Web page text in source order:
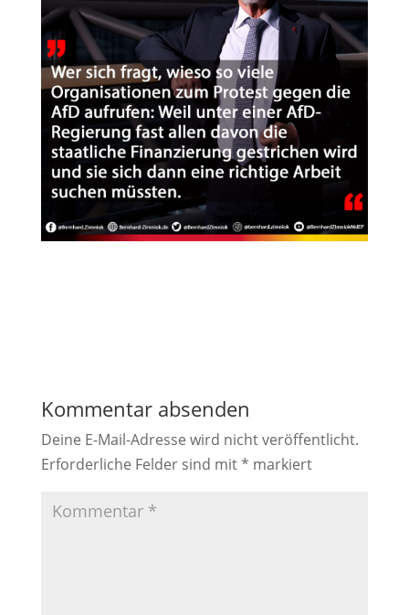
Kommentar absenden
Deine E-Mail-Adresse wird nicht veröffentlicht.
Erforderliche Felder sind mit* markiert